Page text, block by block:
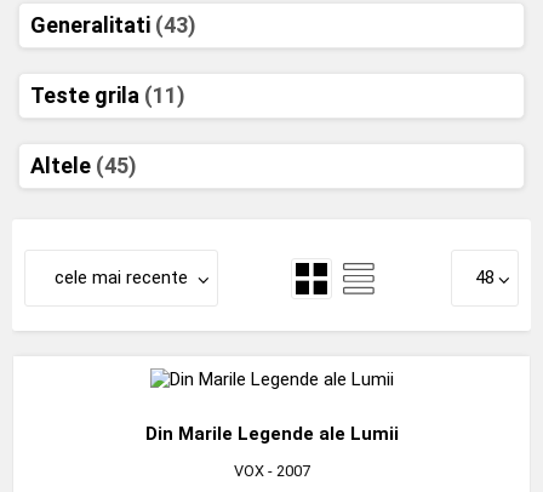
Generalitati (43)
Teste grila (11)
Altele (45)
cele mai recente 48
Din Marile Legende ale Lumii
VOX- 2007